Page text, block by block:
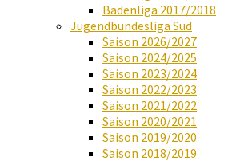
Badenliga 2017/2018
Jugendbundesliga Süd
Saison 2026/2027
Saison 2024/2025
Saison 2023/2024
Saison 2022/2023
Saison 2021/2022
Saison 2020/2021
Saison 2019/2020
Saison 2018/2019